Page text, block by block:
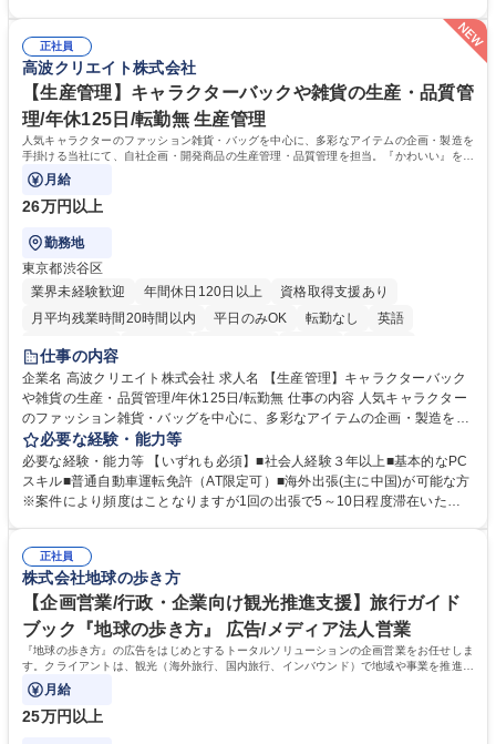
両立が可能 ■有給取得を積極的に推奨、年間10日程度の取得実績 ■1ヶ月
のOJTで業務を習得可能、未経験でもしっかりサポート 学歴・資格 学
歴：大学院 大学 高専 短大 語学力： 資格：
正社員
高波クリエイト株式会社
【生産管理】キャラクターバックや雑貨の生産・品質管
理/年休125日/転勤無 生産管理
人気キャラクターのファッション雑貨・バッグを中心に、多彩なアイテムの企画・製造を
手掛ける当社にて、自社企画・開発商品の生産管理・品質管理を担当。『かわいい』を届
けるやりがいのあるポジションです。
月給
26万円以上
勤務地
東京都渋谷区
業界未経験歓迎
年間休日120日以上
資格取得支援あり
月平均残業時間20時間以内
平日のみOK 転勤なし
英語
住宅手当あり
完全週休2日制
交通費支給 駅近5分以内 中国語 土日祝休み
仕事の内容
企業名 高波クリエイト株式会社 求人名 【生産管理】キャラクターバック
や雑貨の生産・品質管理/年休125日/転勤無 仕事の内容 人気キャラクター
のファッション雑貨・バッグを中心に、多彩なアイテムの企画・製造を手
掛ける当社にて、自社企画・開発商品の生産管理・品質管理を担当。『か
わいい』を届けるやりがいのあるポジションです。 有名ブランドやキャラ
クターライセンスを活用した商品の企画・開発・販売を行っています。企
画段階から納品まで、商品の製造に関わる全てのプロセスにおいて、生産
元様とのやり取り、輸入関連の書類の管理、国内倉庫での品質チェック、
工場開拓などがございます。 募集職種 【生産管理】キャラクターバック
や雑貨の生産・品質管理/年休125日/転勤無
必要な経験・能力等
必要な経験・能力等 【いずれも必須】■社会人経験３年以上■基本的なPC
スキル■普通自動車運転免許（AT限定可）■海外出張(主に中国)が可能な方
※案件により頻度はことなりますが1回の出張で5～10日程度滞在いただ
め、『コツコツと実直に取り組める方』 ・工場やライセンス元を含む社内
外関係者と友好なコミュニケーションが取れる方 ※折衝は営業担当がメイ
ンで行います。 学歴・資格 学歴：大学院 大学 高専 短大 専修学校 高校 語
学力： 資格：
正社員
株式会社地球の歩き方
【企画営業/行政・企業向け観光推進支援】旅行ガイド
ブック『地球の歩き方』 広告/メディア法人営業
『地球の歩き方』の広告をはじめとするトータルソリューションの企画営業をお任せしま
す。クライアントは、観光（海外旅行、国内旅行、インバウンド）で地域や事業を推進し
たい国内外の行政や企業です。
月給
25万円以上